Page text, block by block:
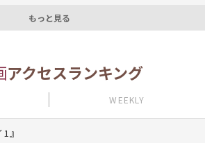
もっと見る
アクセスランキング
WEEKLY
1